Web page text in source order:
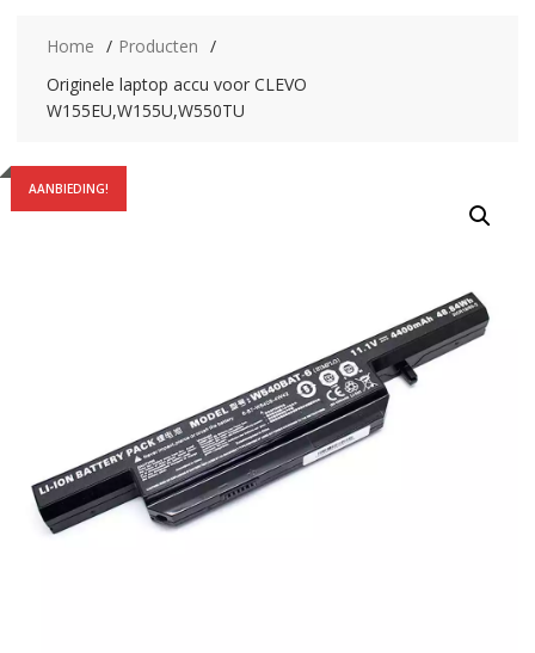
Home
Producten
Originele laptop accu voor CLEVO
W155EU,W155U,W550TU
AANBIEDING!